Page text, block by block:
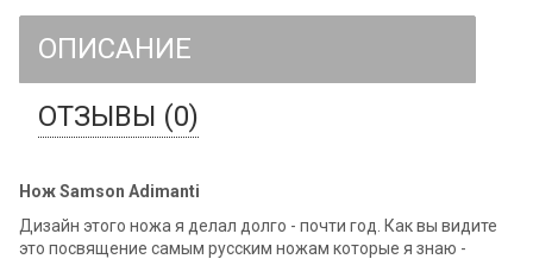
ОПИСАНИЕ
ОТЗЫВЫ (0)
Нож Samson Adimanti
Дизайн этого ножа я делал долго - почти год. Как вы видите
это посвящение самым русским ножам которые я знаю -